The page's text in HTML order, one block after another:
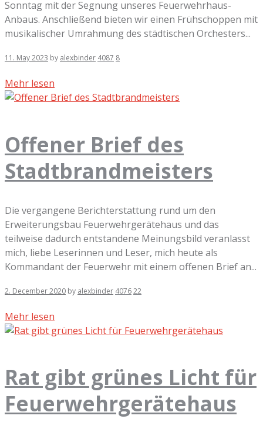
Sonntag mit der Segnung unseres Feuerwehrhaus-
Anbaus. Anschließend bieten wir einen Frühschoppen mit
musikalischer Umrahmung des städtischen Orchesters...
11. May 2023 by alexbinder 4087 8
Mehr lesen
Offener Brief des
Stadtbrandmeisters
Die vergangene Berichterstattung rund um den
Erweiterungsbau Feuerwehrgerätehaus und das
teilweise dadurch entstandene Meinungsbild veranlasst
mich, liebe Leserinnen und Leser, mich heute als
Kommandant der Feuerwehr mit einem offenen Brief an...
2. December 2020 by alexbinder 407622
Mehr lesen
Rat gibt grünes Licht für
Feuerwehrgerätehaus